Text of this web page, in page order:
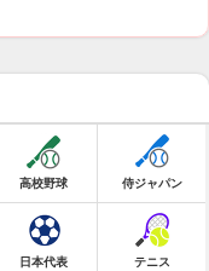
高校野球 侍ジャパン
日本代表 テニス